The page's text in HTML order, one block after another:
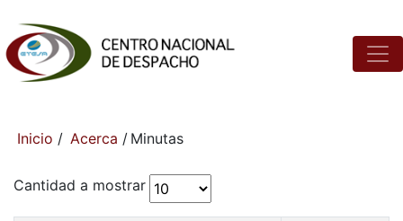
Inicio / Acerca / Minutas
Cantidad a mostrar